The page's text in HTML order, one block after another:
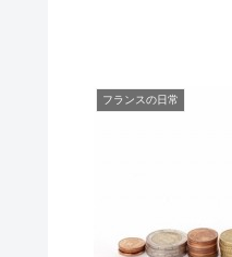
フランスの日常